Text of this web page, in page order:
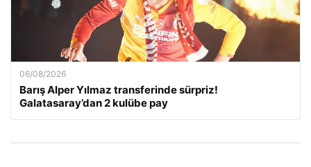
06/08/2026
Barış Alper Yılmaz transferinde sürpriz!
Galatasaray’dan 2 kulübe pay